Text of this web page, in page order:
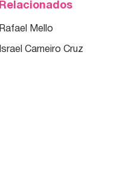
Relacionados
Rafael Mello
Israel Carneiro Cruz